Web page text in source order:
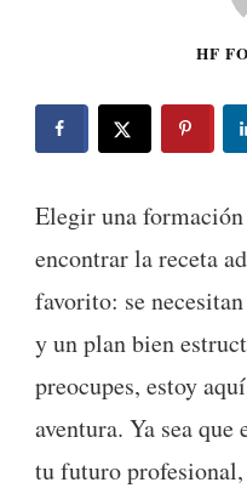
HF
Elegir una
encontrar la receta
favorito: se
y un plan bien
preocupes, estoy
aventura. Ya sea
tu futuro profesional,